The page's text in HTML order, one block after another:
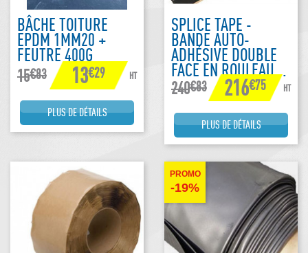
BÂCHE TOITURE
EPDM 1MM20 +
FEUTRE 400G
15€83 13€29 HT
PLUS DE DÉTAILS
SPLICE TAPE -
BANDE AUTO-
ADHÉSIVE DOUBLE
FACE EN ROULEAU...
240€83 216€75 HT
PLUS DE DÉTAILS
PROMO
-19%